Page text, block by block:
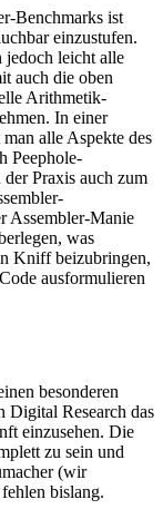
Benchmarks ist
einzustufen.
jedoch leicht alle
auch die oben
Arithmetik-
In einer
alle Aspekte des
Peephole-
Praxis auch zum
Assembler-Manie
was
Kniff beizubringen,
ausformulieren
besonderen
Digital Research das
einzusehen. Die
zu sein und
(wir
bislang.